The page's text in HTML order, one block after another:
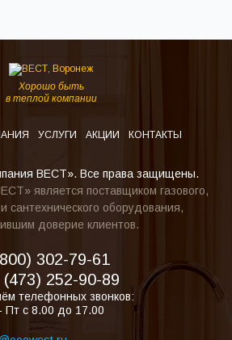
Хорошо быть
в теплой компании
УСЛУГИ АКЦИИ КОНТАКТЫ
ВЕСТ». Все права защищены.
является поставщиком газового,
сантехнического оборудования,
доверие клиентов.
302-79-61
(473) 252-90-89
телефонных звонков:
Пт с 8.00 до 17.00